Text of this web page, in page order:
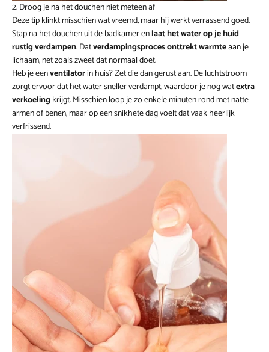
2. Droog je na het douchen niet meteen af
Deze tip klinkt misschien wat vreemd, maar hij werkt verrassend goed.
Stap na het douchen uit de badkamer enlaat het water op je huid
rustig verdampen. Datverdampingsproces onttrekt warmteaan je
lichaam, net zoals zweet dat normaal doet.
Heb je eenventilatorin huis? Zet die dan gerust aan. De luchtstroom
zorgt ervoor dat het water sneller verdampt, waardoor je nog watextra
verkoeling krijgt. Misschien loop je zo enkele minuten rond met natte
armen of benen, maar op een snikhete dag voelt dat vaak heerlijk
verfrissend.